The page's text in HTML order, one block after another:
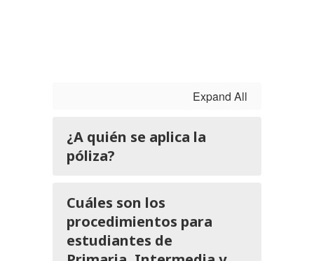
Expand All
¿A quién se aplica la
póliza?
Cuáles son los
procedimientos para
estudiantes de